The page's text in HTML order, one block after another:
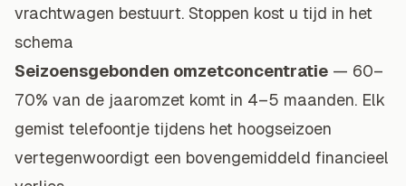
vrachtwagen bestuurt. Stoppen kost u tijd in het
schema
Seizoensgebonden omzetconcentratie — 60–
70% van de jaaromzet komt in 4–5 maanden. Elk
gemist telefoontje tijdens het hoogseizoen
vertegenwoordigt een bovengemiddeld financieel